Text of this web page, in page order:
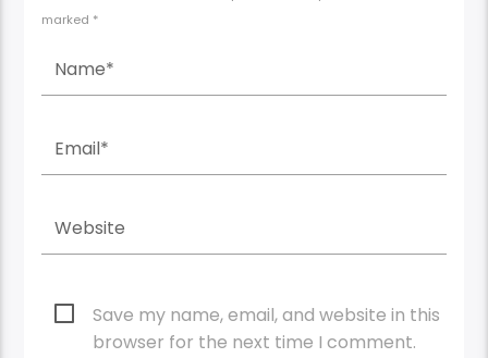
marked *
Save my name, email, and website in this
browser for the next time I comment.